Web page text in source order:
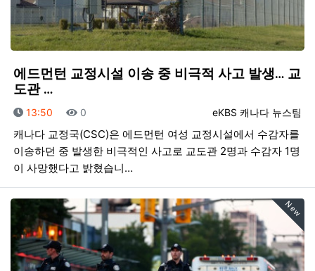
에드먼턴 교정시설 이송 중 비극적 사고 발생… 교
도관 …
등록자
eKBS 캐나다 뉴스팀
등록일
13:50 조회
0
캐나다 교정국(CSC)은 에드먼턴 여성 교정시설에서 수감자를
이송하던 중 발생한 비극적인 사고로 교도관 2명과 수감자 1명
이 사망했다고 밝혔습니…
New